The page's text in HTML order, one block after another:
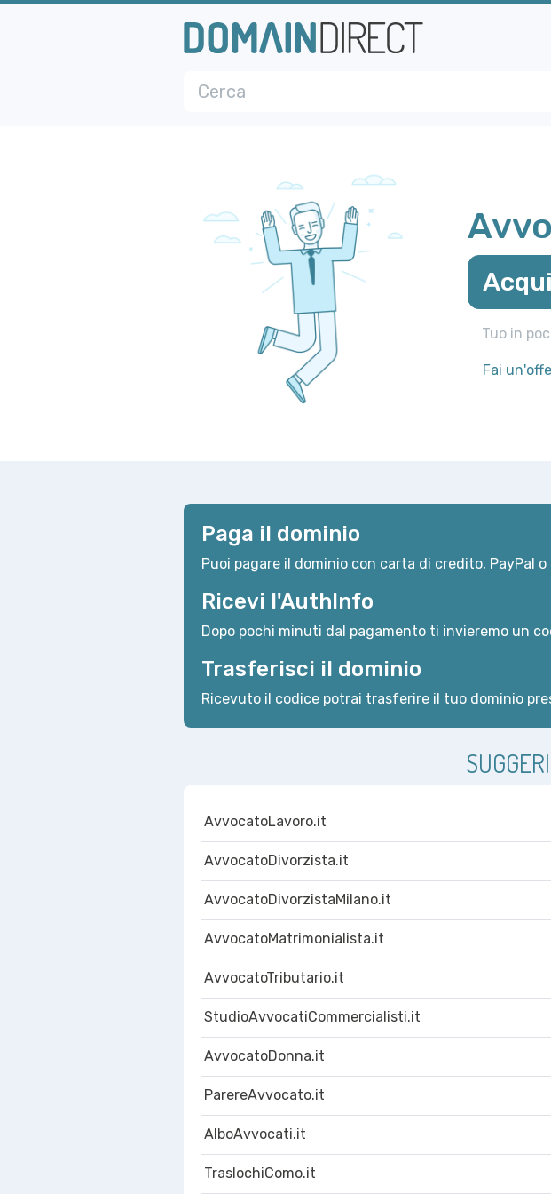
Tuo in
Fai
Paga il dominio
Puoi pagare il dominio con carta di credito, PayPal o
Ricevi l'AuthInfo
Dopo pochi minuti dal pagamento ti invieremo un
Trasferisci il dominio
Ricevuto il codice potrai trasferire il tuo dominio
AvvocatoLavoro.it
AvvocatoDivorzista.it
AvvocatoDivorzistaMilano.it
AvvocatoMatrimonialista.it
AvvocatoTributario.it
StudioAvvocatiCommercialisti.it
AvvocatoDonna.it
ParereAvvocato.it
AlboAvvocati.it
TraslochiComo.it